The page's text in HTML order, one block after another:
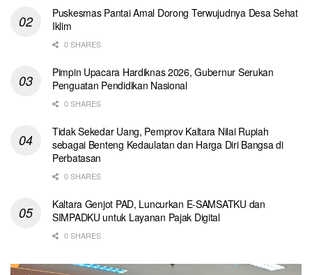
Puskesmas Pantai Amal Dorong Terwujudnya Desa Sehat
Iklim
0 SHARES
Pimpin Upacara Hardiknas 2026, Gubernur Serukan
Penguatan Pendidikan Nasional
0 SHARES
Tidak Sekedar Uang, Pemprov Kaltara Nilai Rupiah
sebagai Benteng Kedaulatan dan Harga Diri Bangsa di
Perbatasan
0 SHARES
Kaltara Genjot PAD, Luncurkan E-SAMSATKU dan
SIMPADKU untuk Layanan Pajak Digital
0 SHARES